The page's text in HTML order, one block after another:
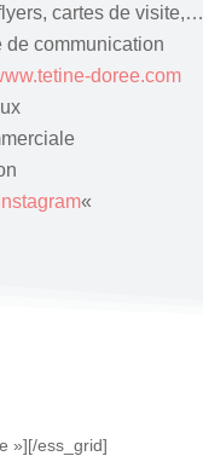
cartes de visite,…
de communication
doree.com
«
»][/ess_grid]